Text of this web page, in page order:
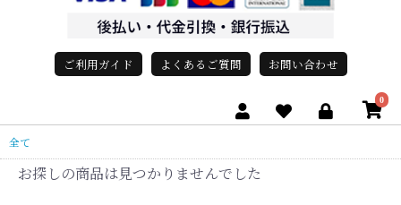
ご利用ガイド よくあるご質問 お問い合わせ
0
全て
お探しの商品は見つかりませんでした